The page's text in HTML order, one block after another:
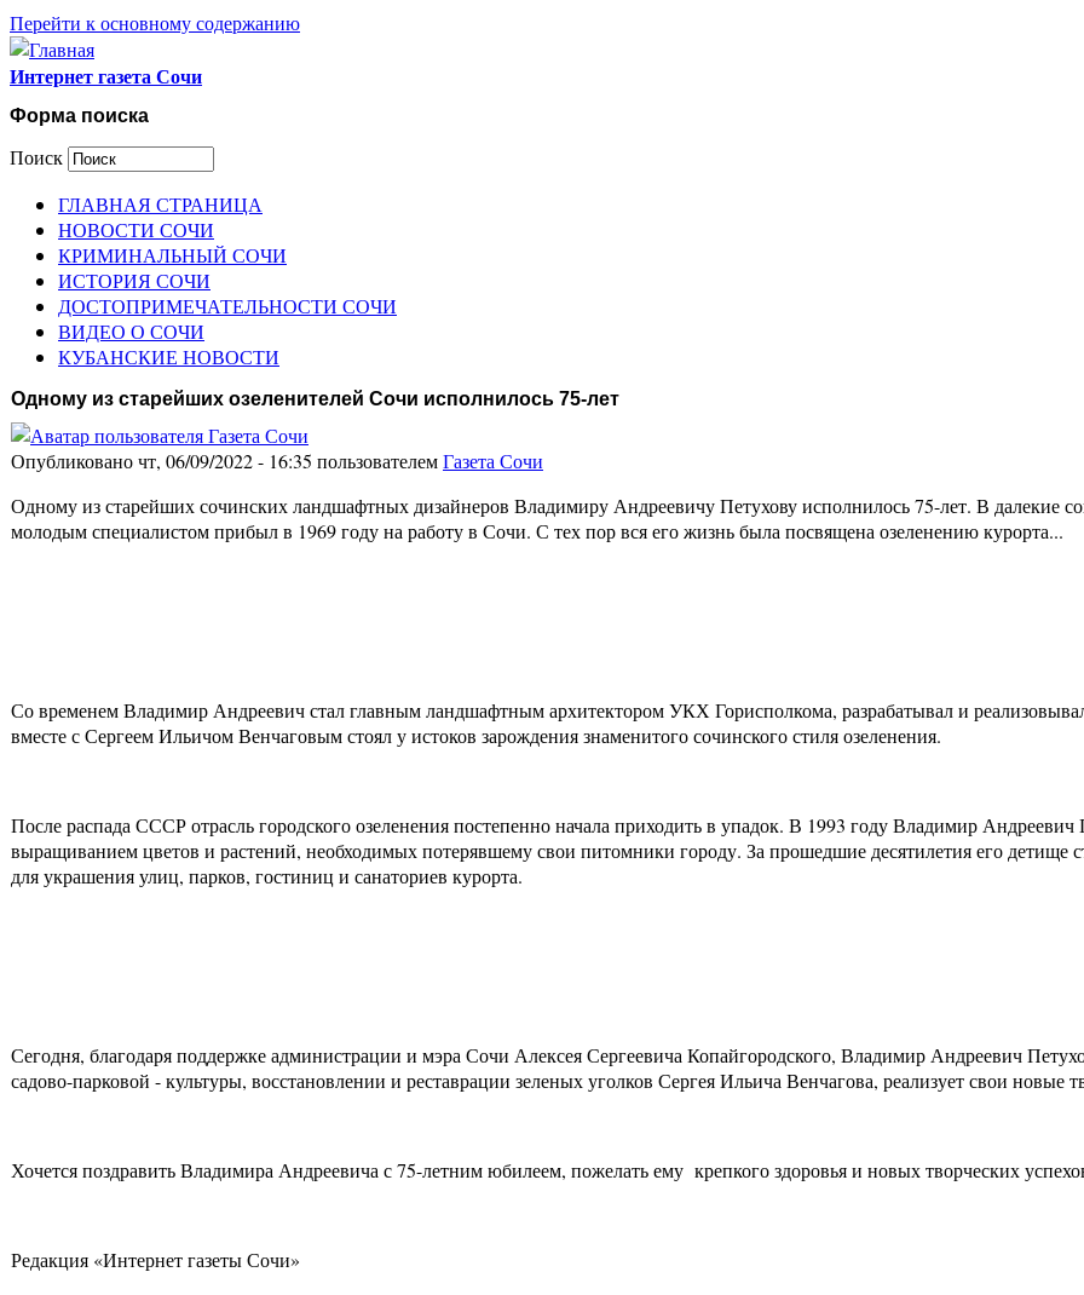
Перейти к основному содержанию
Интернет газета Сочи
Форма поиска
Поиск
ГЛАВНАЯ СТРАНИЦА
НОВОСТИ СОЧИ
КРИМИНАЛЬНЫЙ СОЧИ
ИСТОРИЯ СОЧИ
ДОСТОПРИМЕЧАТЕЛЬНОСТИ СОЧИ
ВИДЕО О СОЧИ
КУБАНСКИЕ НОВОСТИ
Одному из старейших озеленителей Сочи исполнилось 75-лет
Опубликовано чт, 06/09/2022 - 16:35 пользователемГазета Сочи
Одному из старейших сочинских ландшафтных дизайнеров Владимиру Андреевичу Петухову исполнилось 75-лет. В далекие
молодым специалистом прибыл в 1969 году на работу в Сочи. С тех пор вся его жизнь была посвящена озеленению курорта...
Со временем Владимир Андреевич стал главным ландшафтным архитектором УКХ Горисполкома, разрабатывал и
вместе с Сергеем Ильичом Венчаговым стоял у истоков зарождения знаменитого сочинского стиля озеленения.
После распада СССР отрасль городского озеленения постепенно начала приходить в упадок. В 1993 году Владимир
выращиванием цветов и растений, необходимых потерявшему свои питомники городу. За прошедшие десятилетия его детище
для украшения улиц, парков, гостиниц и санаториев курорта.
Сегодня, благодаря поддержке администрации и мэра Сочи Алексея Сергеевича Копайгородского, Владимир Андреевич
садово-парковой - культуры, восстановлении и реставрации зеленых уголков Сергея Ильича Венчагова, реализует свои новые
Хочется поздравить Владимира Андреевича с 75-летним юбилеем, пожелать ему крепкого здоровья и новых творческих
Редакция «Интернет газеты Сочи»